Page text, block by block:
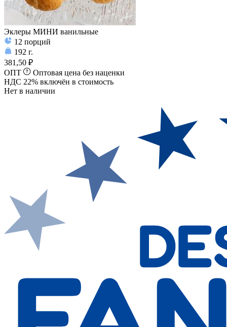
Эклеры МИНИ ванильные
12 порций
192 г.
381,50 ₽
ОПТ
Оптовая цена без наценки
НДС 22% включён в стоимость
Нет в наличии